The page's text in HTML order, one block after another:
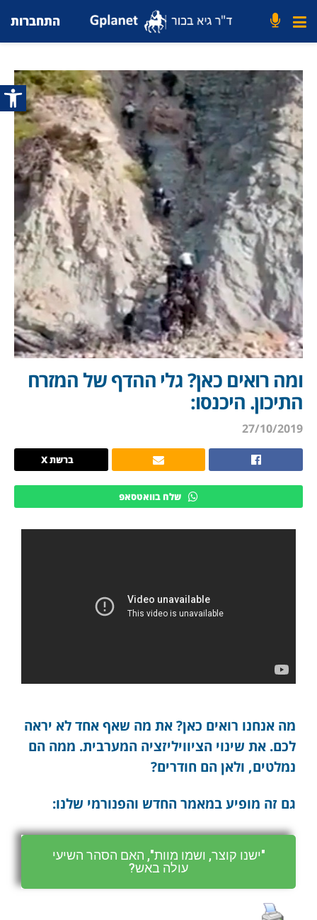
פתח
התחברות
ומה רואים כאן? גלי ההדף של המזרח
התיכון. היכנסו:
27/10/2019
ברשת X
שלח בוואטסאפ
מה אנחנו רואים כאן? את מה שאף אחד לא יראה
לכם. את שינוי הציוויליזציה המערבית. ממה הם
נמלטים, ולאן הם חודרים?
גם זה מופיע במאמר החדש והפנורמי שלנו:
"ישנו קוצר, ושמו מוות", האם הסהר השיעי
עולה באש?